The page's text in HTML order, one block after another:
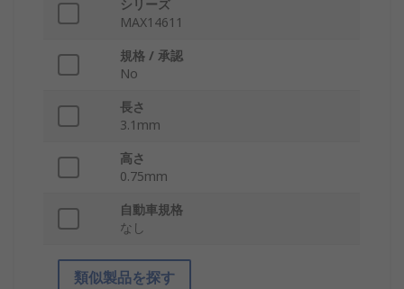
シリーズ
MAX14611
規格 / 承認
No
長さ
3.1mm
高さ
0.75mm
自動車規格
なし
類似製品を探す